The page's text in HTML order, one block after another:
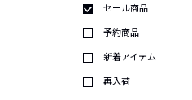
セール商品
予約商品
新着アイテム
再入荷